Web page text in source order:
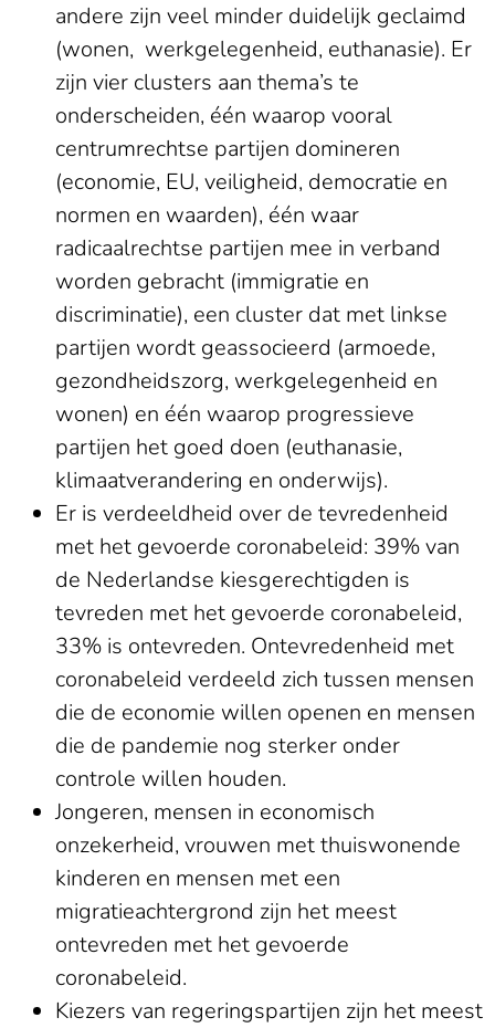
andere zijn veel minder duidelijk geclaimd
(wonen, werkgelegenheid, euthanasie). Er
zijn vier clusters aan thema’s te
onderscheiden, één waarop vooral
centrumrechtse partijen domineren
(economie, EU, veiligheid, democratie en
normen en waarden), één waar
radicaalrechtse partijen mee in verband
worden gebracht (immigratie en
discriminatie), een cluster dat met linkse
partijen wordt geassocieerd (armoede,
gezondheidszorg, werkgelegenheid en
wonen) en één waarop progressieve
partijen het goed doen (euthanasie,
klimaatverandering en onderwijs).
Er is verdeeldheid over de tevredenheid
met het gevoerde coronabeleid: 39% van
de Nederlandse kiesgerechtigden is
tevreden met het gevoerde coronabeleid,
33% is ontevreden. Ontevredenheid met
coronabeleid verdeeld zich tussen mensen
die de economie willen openen en mensen
die de pandemie nog sterker onder
controle willen houden.
Jongeren, mensen in economisch
onzekerheid, vrouwen met thuiswonende
kinderen en mensen met een
migratieachtergrond zijn het meest
ontevreden met het gevoerde
coronabeleid.
Kiezers van regeringspartijen zijn het meest